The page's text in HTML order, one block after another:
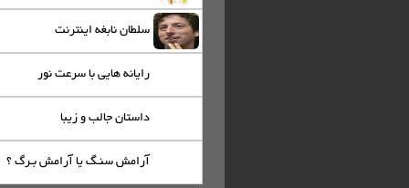
سلطان نابغه اینترنت
رایانه هایی با سرعت نور
داستان جالب و زیبا
آرامش سنـگ یا آرامش بـرگ ؟